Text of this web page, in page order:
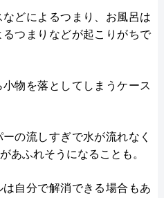
どによるつまり、お風呂は
つまりなどが起こりがちで
物を落としてしまうケース
の流しすぎで水が流れなく
あふれそうになることも。
自分で解消できる場合もあ